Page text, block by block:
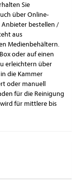
Sie
über Online-
Anbieter bestellen /
aus
Medienbehältern.
oder auf einen
erleichtern über
die Kammer
oder manuell
für die Reinigung
für mittlere bis